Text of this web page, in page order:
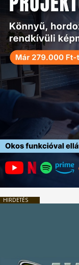
HIRDETÉS